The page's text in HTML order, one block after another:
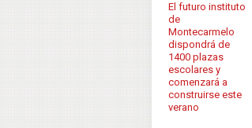
El futuro instituto
de
Montecarmelo
dispondrá de
1400 plazas
escolares y
comenzará a
construirse este
verano